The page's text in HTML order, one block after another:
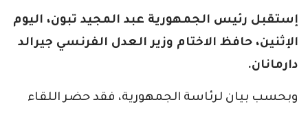
إستقبل رئيس الجمهورية عبد المجيد تبون، اليوم
الإثنين، حافظ الاختام وزير العدل الفرنسي جيرالد
دارمانان.
وبحسب بيان لرئاسة الجمهورية، فقد حضر اللقاء